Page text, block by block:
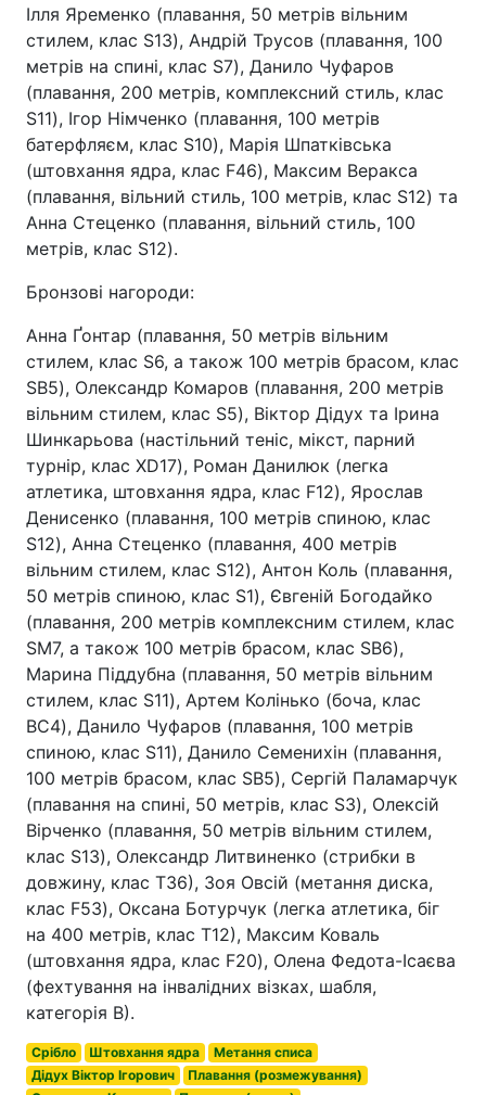
Ілля Яременко (плавання, 50 метрів вільним
стилем, клас S13), Андрій Трусов (плавання, 100
метрів на спині, клас S7), Данило Чуфаров
(плавання, 200 метрів, комплексний стиль, клас
S11), Ігор Німченко (плавання, 100 метрів
батерфляєм, клас S10), Марія Шпатківська
(штовхання ядра, клас F46), Максим Веракса
(плавання, вільний стиль, 100 метрів, клас S12) та
Анна Стеценко (плавання, вільний стиль, 100
метрів, клас S12).
Бронзові нагороди:
Анна Ґонтар (плавання, 50 метрів вільним
стилем, клас S6, а також 100 метрів брасом, клас
SB5), Олександр Комаров (плавання, 200 метрів
вільним стилем, клас S5), Віктор Дідух та Ірина
Шинкарьова (настільний теніс, мікст, парний
турнір, клас XD17), Роман Данилюк (легка
атлетика, штовхання ядра, клас F12), Ярослав
Денисенко (плавання, 100 метрів спиною, клас
S12), Анна Стеценко (плавання, 400 метрів
вільним стилем, клас S12), Антон Коль (плавання,
50 метрів спиною, клас S1), Євгеній Богодайко
(плавання, 200 метрів комплексним стилем, клас
SM7, а також 100 метрів брасом, клас SB6),
Марина Піддубна (плавання, 50 метрів вільним
стилем, клас S11), Артем Колінько (боча, клас
BC4), Данило Чуфаров (плавання, 100 метрів
спиною, клас S11), Данило Семенихін (плавання,
100 метрів брасом, клас SB5), Сергій Паламарчук
(плавання на спині, 50 метрів, клас S3), Олексій
Вірченко (плавання, 50 метрів вільним стилем,
клас S13), Олександр Литвиненко (стрибки в
довжину, клас Т36), Зоя Овсій (метання диска,
клас F53), Оксана Ботурчук (легка атлетика, біг
на 400 метрів, клас Т12), Максим Коваль
(штовхання ядра, клас F20), Олена Федота-Ісаєва
(фехтування на інвалідних візках, шабля,
категорія В).
Срібло Штовхання ядра
Метання списа
Дідух Віктор Ігорович
Плавання (розмежування)